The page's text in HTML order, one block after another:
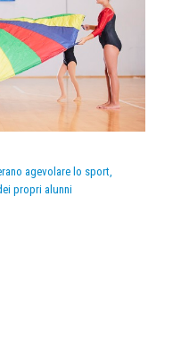
agevolare lo sport,
propri alunni